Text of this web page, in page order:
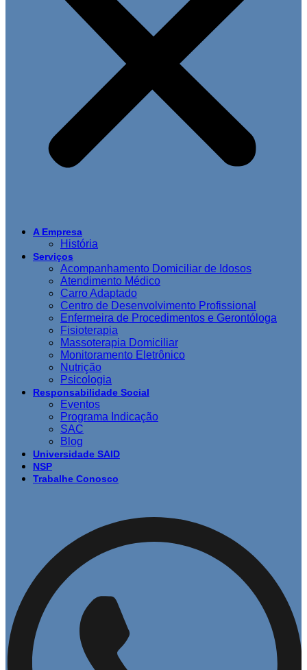
A Empresa
História
Serviços
Acompanhamento Domiciliar de Idosos
Atendimento Médico
Carro Adaptado
Centro de Desenvolvimento Profissional
Enfermeira de Procedimentos e Gerontóloga
Fisioterapia
Massoterapia Domiciliar
Monitoramento Eletrônico
Nutrição
Psicologia
Responsabilidade Social
Eventos
Programa Indicação
SAC
Blog
Universidade SAID
NSP
Trabalhe Conosco